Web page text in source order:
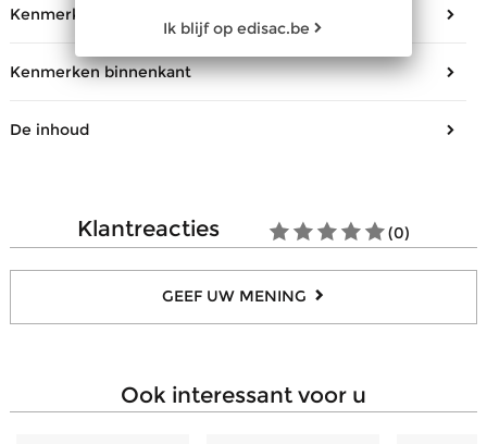
Kenmerken buitenkant
Meisje, Jongen
Sluiting
Kenmerken binnenkant
De inhoud
Schrift (24x32cm)
Nee
Ringmap (17x22cm)
Nee
Ringmap A4 (26x32x4cm)
Nee
Grote ringmap A4 (32x29x7cm)
Nee
klantreacties (0)
GEEF UW MENING
ook interessant voor u
Ik blijf op edisac.be